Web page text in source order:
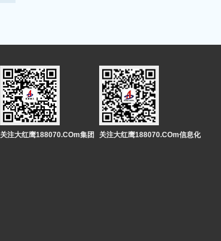
关注大红鹰188070.COm集团 关注大红鹰188070.COm信息化